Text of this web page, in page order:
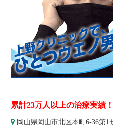
累計23万人以上の治療実績
岡山県岡山市北区本町6-36第1